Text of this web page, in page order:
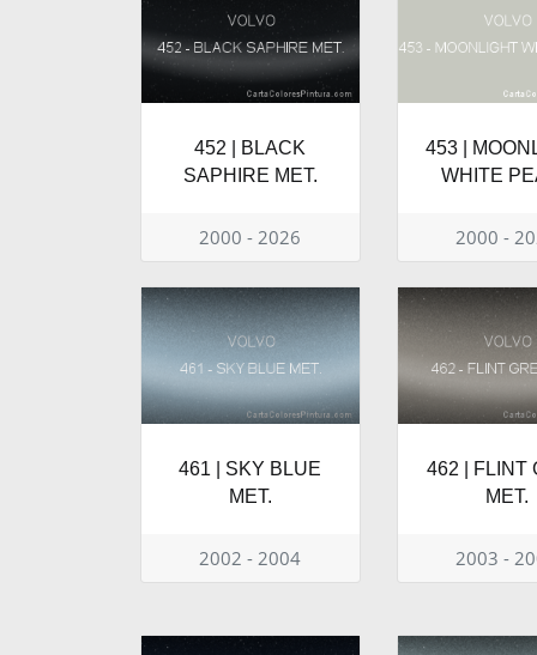
452 | BLACK
SAPHIRE MET.
2000 - 2026
453 |
WHITE
2000 -
461 | SKY BLUE
MET.
2002 - 2004
462 | FLINT
MET.
2003 -